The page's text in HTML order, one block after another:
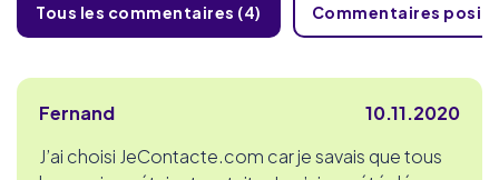
Tous les commentaires (4) Commentaires
Fernand
10.11.2020
J’ai choisi JeContacte.com car je savais que tous